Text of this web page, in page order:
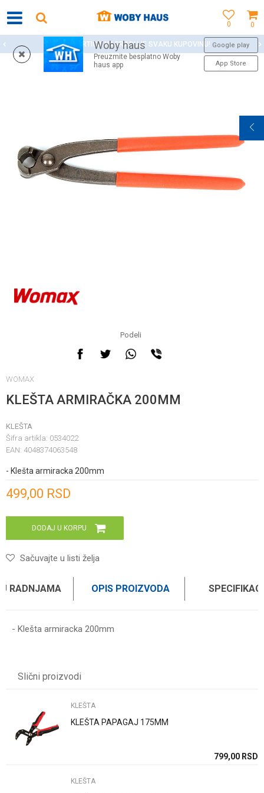
0
0
Woby haus
Preuzmite besplatno Woby
haus app
Google play
App Store
WOBY KARTICA NAGRAĐUJE SVAKU KUPOVINU!
Podeli
WOMAX
KLEŠTA ARMIRAČKA 200MM
KLEŠTA
Šifra artikla: 0534022
EAN: 4048374063548
- Klešta armiracka 200mm
499,00 RSD
DODAJ U KORPU
Sačuvajte u listi želja
RADNJAMA OPIS PROIZVODA
- Klešta armiracka 200mm
Poruka
Slični proizvodi
KLEŠTA
KLEŠTA PAPAGAJ 175MM
799,00 RSD
KLEŠTA